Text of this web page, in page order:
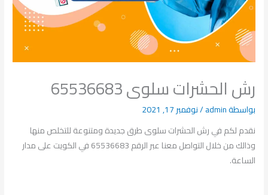
رش الحشرات سلوى 65536683
بواسطةadmin
/نوفمبر 17, 2021
نقدم لكم في رش الحشرات سلوى طرق جديدة ومتنوعة للتخلص منها
وذالك من خلال التواصل معنا عبر الرقم 65536683 في الكويت على مدار
الساعة.